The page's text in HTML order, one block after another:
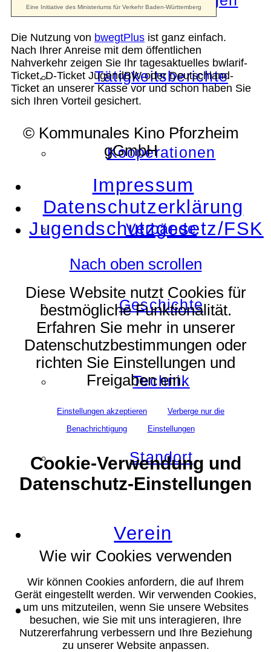
Tätigkeitsberichte
Kooperationen
Verbände
Geschichte
Technik
Standort
Verein
Suche
Die Nutzung von bwegtPlus ist ganz einfach.
Nach Ihrer Anreise mit dem öffentlichen
Nahverkehr zeigen Sie Ihr tagesaktuelles bwlarif-
Ticket, D-Ticket JugendBW oder Deutschland-
Ticket an unserer Kasse vor und schon haben Sie
sich Ihren Vorteil gesichert.
© Kommunales Kino Pforzheim
gGmbH
Impressum
Datenschutzerklärung
Jugendschutzgesetz/FSK
Nach oben scrollen
Diese Website nutzt Cookies für
bestmögliche Funktionalität.
Erfahren Sie mehr in unserer
Datenschutzbestimmungen oder
richten Sie Einstellungen und
Freigaben ein.
Einstellungen akzeptieren
Verberge nur die
Benachrichtigung
Einstellungen
Cookie-Verwendung und
Datenschutz-Einstellungen
Wie wir Cookies verwenden
Wir können Cookies anfordern, die auf Ihrem
Gerät eingestellt werden. Wir verwenden Cookies,
um uns mitzuteilen, wenn Sie unsere Websites
besuchen, wie Sie mit uns interagieren, Ihre
Nutzererfahrung verbessern und Ihre Beziehung
zu unserer Website anpassen.